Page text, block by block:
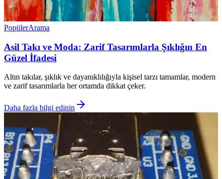
PopülerArama
Asil Takı ve Moda: Zarif Tasarımlarla Şıklığın En
Güzel İfadesi
Altın takılar, şıklık ve dayanıklılığıyla kişisel tarzı tamamlar, modern
ve zarif tasarımlarla her ortamda dikkat çeker.
Daha fazla bilgi edinin